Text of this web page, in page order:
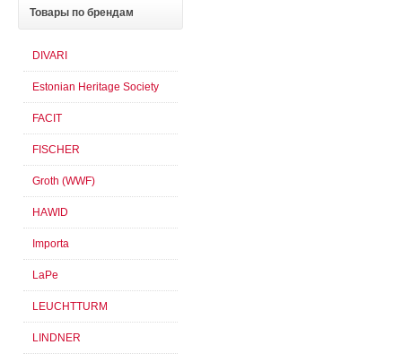
Товары по брендам
DIVARI
Estonian Heritage Society
FACIT
FISCHER
Groth (WWF)
HAWID
Importa
LaPe
LEUCHTTURM
LINDNER